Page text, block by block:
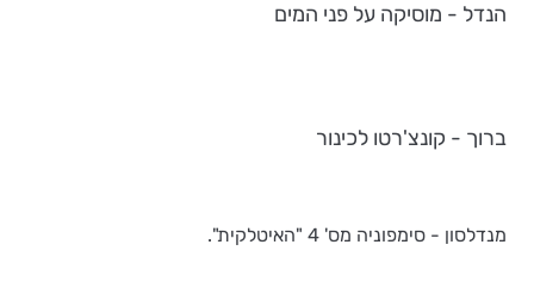
הנדל - מוסיקה על פני המים
ברוך - קונצ'רטו לכינור
מנדלסון - סימפוניה מס' 4 "האיטלקית".